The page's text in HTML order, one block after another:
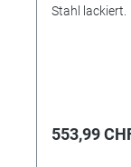
Stahl lackiert.
553,99